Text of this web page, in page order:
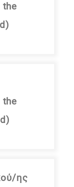
ης